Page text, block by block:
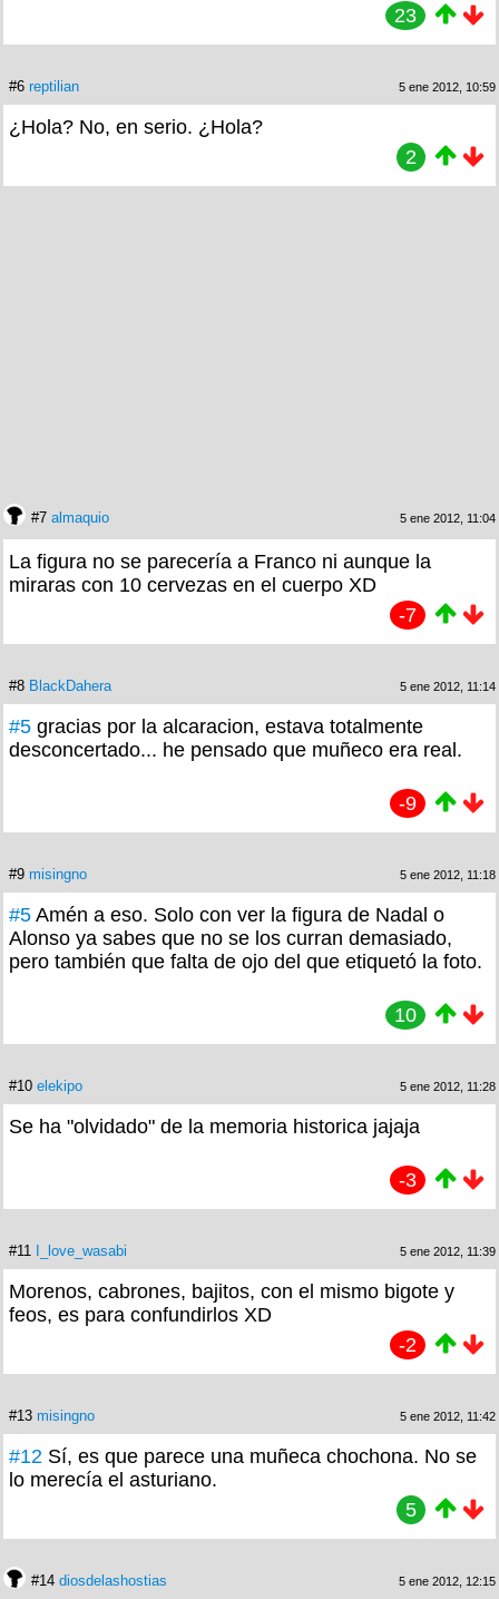
23
#6 reptilian 5 ene 2012, 10:59
¿Hola? No, en serio. ¿Hola?
2
#7 almaquio 5 ene 2012, 11:04
La figura no se parecería a Franco ni aunque la
miraras con 10 cervezas en el cuerpo XD
-7
#8 BlackDahera 5 ene 2012, 11:14
#5 gracias por la alcaracion, estava totalmente
desconcertado... he pensado que muñeco era real.
-9
#9 misingno 5 ene 2012, 11:18
#5 Amén a eso. Solo con ver la figura de Nadal o
Alonso ya sabes que no se los curran demasiado,
pero también que falta de ojo del que etiquetó la foto.
10
#10 elekipo 5 ene 2012, 11:28
Se ha "olvidado" de la memoria historica jajaja
-3
#11 I_love_wasabi 5 ene 2012, 11:39
Morenos, cabrones, bajitos, con el mismo bigote y
feos, es para confundirlos XD
-2
#13 misingno 5 ene 2012, 11:42
#12 Sí, es que parece una muñeca chochona. No se
lo merecía el asturiano.
5
#14 diosdelashostias 5 ene 2012, 12:15